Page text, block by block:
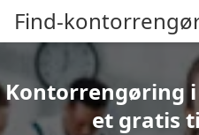
Find-
Kontorrengøring
et gratis